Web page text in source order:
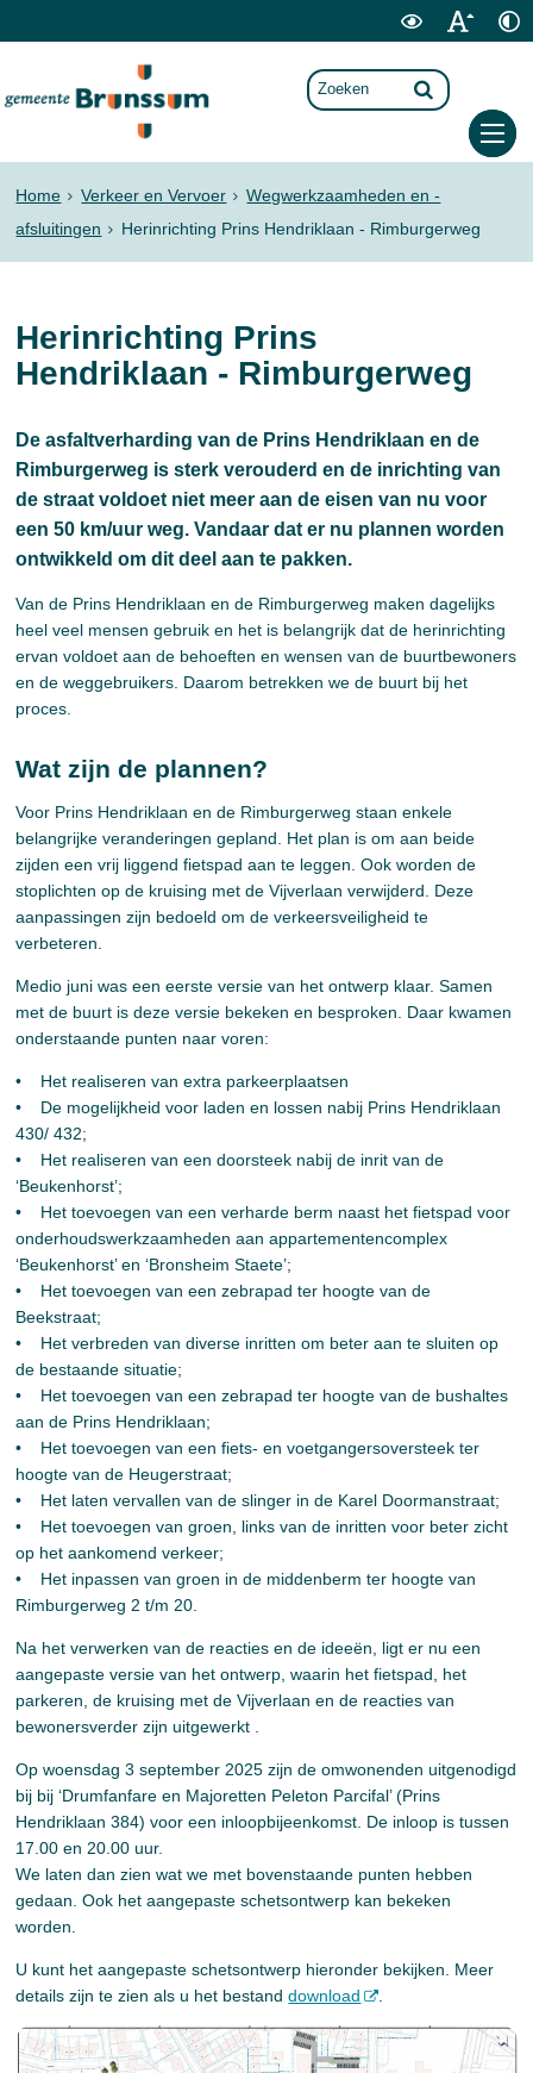
Home Verkeer en Vervoer
Wegwerkzaamheden en -
afsluitingen
Herinrichting Prins Hendriklaan - Rimburgerweg
Herinrichting Prins
Hendriklaan - Rimburgerweg
De asfaltverharding van de Prins Hendriklaan en de
Rimburgerweg is sterk verouderd en de inrichting van
de straat voldoet niet meer aan de eisen van nu voor
een 50 km/uur weg. Vandaar dat er nu plannen worden
ontwikkeld om dit deel aan te pakken.
Van de Prins Hendriklaan en de Rimburgerweg maken dagelijks
heel veel mensen gebruik en het is belangrijk dat de herinrichting
ervan voldoet aan de behoeften en wensen van de buurtbewoners
en de weggebruikers. Daarom betrekken we de buurt bij het
proces.
Wat zijn de plannen?
Voor Prins Hendriklaan en de Rimburgerweg staan enkele
belangrijke veranderingen gepland. Het plan is om aan beide
zijden een vrij liggend fietspad aan te leggen. Ook worden de
stoplichten op de kruising met de Vijverlaan verwijderd. Deze
aanpassingen zijn bedoeld om de verkeersveiligheid te
verbeteren.
Medio juni was een eerste versie van het ontwerp klaar. Samen
met de buurt is deze versie bekeken en besproken. Daar kwamen
onderstaande punten naar voren:
• Het realiseren van extra parkeerplaatsen
• De mogelijkheid voor laden en lossen nabij Prins Hendriklaan
430/ 432;
• Het realiseren van een doorsteek nabij de inrit van de
‘Beukenhorst’;
• Het toevoegen van een verharde berm naast het fietspad voor
onderhoudswerkzaamheden aan appartementencomplex
‘Beukenhorst’ en ‘Bronsheim Staete’;
• Het toevoegen van een zebrapad ter hoogte van de
Beekstraat;
• Het verbreden van diverse inritten om beter aan te sluiten op
de bestaande situatie;
• Het toevoegen van een zebrapad ter hoogte van de bushaltes
aan de Prins Hendriklaan;
• Het toevoegen van een fiets- en voetgangersoversteek ter
hoogte van de Heugerstraat;
• Het laten vervallen van de slinger in de Karel Doormanstraat;
• Het toevoegen van groen, links van de inritten voor beter zicht
op het aankomend verkeer;
• Het inpassen van groen in de middenberm ter hoogte van
Rimburgerweg 2 t/m 20.
Na het verwerken van de reacties en de ideeën, ligt er nu een
aangepaste versie van het ontwerp, waarin het fietspad, het
parkeren, de kruising met de Vijverlaan en de reacties van
bewonersverder zijn uitgewerkt .
Op woensdag 3 september 2025 zijn de omwonenden uitgenodigd
bij bij ‘Drumfanfare en Majoretten Peleton Parcifal’ (Prins
Hendriklaan 384) voor een inloopbijeenkomst. De inloop is tussen
17.00 en 20.00 uur.
We laten dan zien wat we met bovenstaande punten hebben
gedaan. Ook het aangepaste schetsontwerp kan bekeken
worden.
U kunt het aangepaste schetsontwerp hieronder bekijken. Meer
details zijn te zien als u het bestanddownload